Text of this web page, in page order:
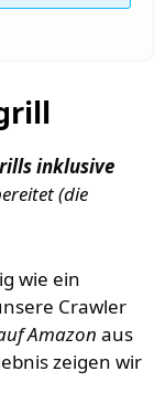
inklusive
(die
wie ein
Crawler
Amazon aus
zeigen wir